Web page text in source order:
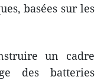
basées sur les
un cadre
des batteries